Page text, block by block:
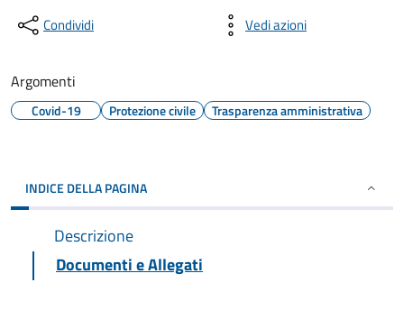
Condividi Vedi azioni
Argomenti
Covid-19 Protezione civile Trasparenza amministrativa
INDICE DELLA PAGINA
Descrizione
Documenti e Allegati